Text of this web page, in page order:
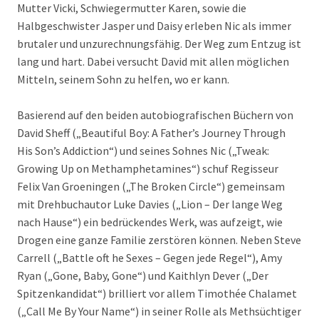
Mutter Vicki, Schwiegermutter Karen, sowie die
Halbgeschwister Jasper und Daisy erleben Nic als immer
brutaler und unzurechnungsfähig. Der Weg zum Entzug ist
lang und hart. Dabei versucht David mit allen möglichen
Mitteln, seinem Sohn zu helfen, wo er kann.
Basierend auf den beiden autobiografischen Büchern von
David Sheff („Beautiful Boy: A Father’s Journey Through
His Son’s Addiction“) und seines Sohnes Nic („Tweak:
Growing Up on Methamphetamines“) schuf Regisseur
Felix Van Groeningen („The Broken Circle“) gemeinsam
mit Drehbuchautor Luke Davies („Lion – Der lange Weg
nach Hause“) ein bedrückendes Werk, was aufzeigt, wie
Drogen eine ganze Familie zerstören können. Neben Steve
Carrell („Battle oft he Sexes – Gegen jede Regel“), Amy
Ryan („Gone, Baby, Gone“) und Kaithlyn Dever („Der
Spitzenkandidat“) brilliert vor allem Timothée Chalamet
(„Call Me By Your Name“) in seiner Rolle als Methsüchtiger